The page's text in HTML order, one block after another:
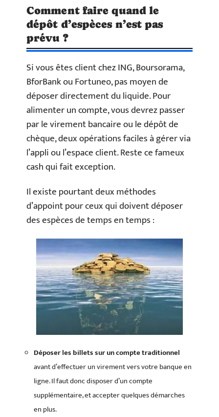
Comment faire quand le
dépôt d’espèces n’est pas
prévu ?
Si vous êtes client chez ING, Boursorama,
BforBank ou Fortuneo, pas moyen de
déposer directement du liquide. Pour
alimenter un compte, vous devrez passer
par le virement bancaire ou le dépôt de
chèque, deux opérations faciles à gérer via
l’appli ou l’espace client. Reste ce fameux
cash qui fait exception.
Il existe pourtant deux méthodes
d’appoint pour ceux qui doivent déposer
des espèces de temps en temps :
Déposer les billets sur un compte traditionnel
avant d’effectuer un virement vers votre banque en
ligne. Il faut donc disposer d’un compte
supplémentaire, et accepter quelques démarches
en plus.